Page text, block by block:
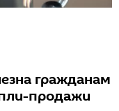
гражданам
продажи